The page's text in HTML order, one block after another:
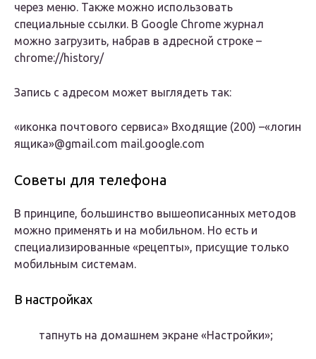
через меню. Также можно использовать
специальные ссылки. В Google Chrome журнал
можно загрузить, набрав в адресной строке –
chrome://history/
Запись с адресом может выглядеть так:
«иконка почтового сервиса» Входящие (200) –«логин
ящика»@gmail.com mail.google.com
Советы для телефона
В принципе, большинство вышеописанных методов
можно применять и на мобильном. Но есть и
специализированные «рецепты», присущие только
мобильным системам.
В настройках
тапнуть на домашнем экране «Настройки»;